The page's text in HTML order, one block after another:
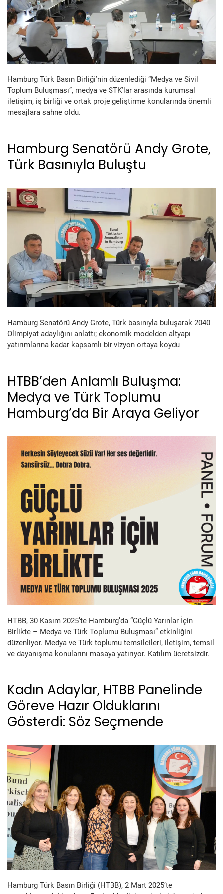
Hamburg Türk Basın Birliği’nin düzenlediği “Medya ve Sivil
Toplum Buluşması”, medya ve STK’lar arasında kurumsal
iletişim, iş birliği ve ortak proje geliştirme konularında önemli
mesajlara sahne oldu.
Hamburg Senatörü Andy Grote,
Türk Basınıyla Buluştu
Hamburg Senatörü Andy Grote, Türk basınıyla buluşarak 2040
Olimpiyat adaylığını anlattı; ekonomik modelden altyapı
yatırımlarına kadar kapsamlı bir vizyon ortaya koydu
HTBB’den Anlamlı Buluşma:
Medya ve Türk Toplumu
Hamburg’da Bir Araya Geliyor
HTBB, 30 Kasım 2025’te Hamburg’da “Güçlü Yarınlar İçin
Birlikte – Medya ve Türk Toplumu Buluşması” etkinliğini
düzenliyor. Medya ve Türk toplumu temsilcileri, iletişim, temsil
ve dayanışma konularını masaya yatırıyor. Katılım ücretsizdir.
Kadın Adaylar, HTBB Panelinde
Göreve Hazır Olduklarını
Gösterdi: Söz Seçmende
Hamburg Türk Basın Birliği (HTBB), 2 Mart 2025’te